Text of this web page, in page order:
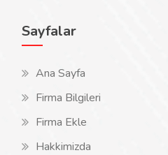
Sayfalar
Ana Sayfa
Firma Bilgileri
Firma Ekle
Hakkimizda